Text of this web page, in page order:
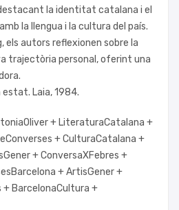
la identitat catalana i el
la llengua i la cultura del país.
els autors reflexionen sobre la
trajectòria personal, oferint una
estat. Laia, 1984.
+ LiteraturaCatalana +
+CulturaCatalana +
+ConversaXFebres +
+ArtisGener +
+ BarcelonaCultura +